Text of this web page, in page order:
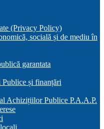
(Privacy Policy)
socială și de mediu în
garantata
și finanțări
Achizițiilor Publice P.A.A.P.